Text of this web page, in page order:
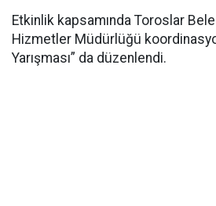
Etkinlik kapsamında Toroslar
Hizmetler Müdürlüğü
Yarışması” da düzenlendi.